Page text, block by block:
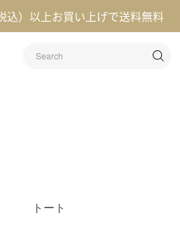
込）以上お買い上げで送料無料
トート